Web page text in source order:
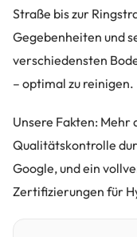
Straße bis zur
Gegebenheiten und
verschiedensten
– optimal zu reinigen.
Unsere Fakten: Mehr
Qualitätskontrolle
Google, und ein
Zertifizierungen für